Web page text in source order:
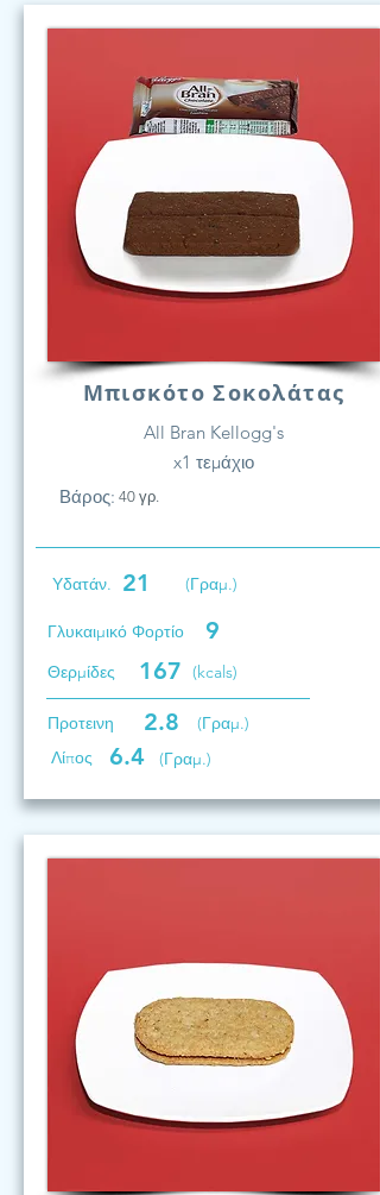
Μπισκότο Σοκολάτας
All Bran Kellogg's
x1 τεμάχιο
Βάρος: 40 γρ.
Υδατάν. 21 (Γραμ.)
Γλυκαιμικό Φορτίο 9
Θερμίδες 167 (kcals)
Προτεινη 2.8
(Γραμ.)
Λίπος
6.4 (Γραμ.)